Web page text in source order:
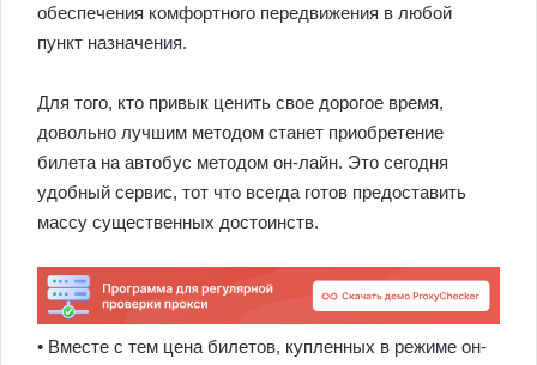
обеспечения комфортного передвижения в любой
пункт назначения.
Для того, кто привык ценить свое дорогое время,
довольно лучшим методом станет приобретение
билета на автобус методом он-лайн. Это сегодня
удобный сервис, тот что всегда готов предоставить
массу существенных достоинств.
• Вместе с тем цена билетов, купленных в режиме он-